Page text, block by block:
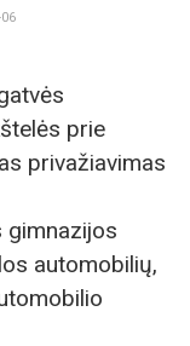
prie
privažiavimas
gimnazijos
automobilių,